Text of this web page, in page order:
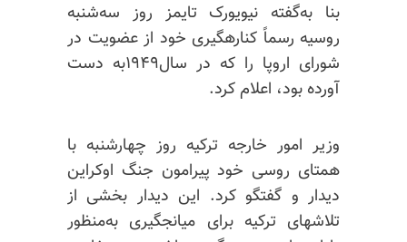
بنا به‌گفته نیویورک تایمز روز سه‌شنبه
روسیه رسماً کنارهگیری خود از عضویت در
شورای اروپا را که در سال۱۹۴۹به دست
آورده بود، اعلام کرد.
وزیر امور خارجه ترکیه روز چهارشنبه با
همتای روسی خود پیرامون جنگ اوکراین
دیدار و گفتگو کرد. این دیدار بخشی از
تلاشهای ترکیه برای میانجگیری به‌منظور